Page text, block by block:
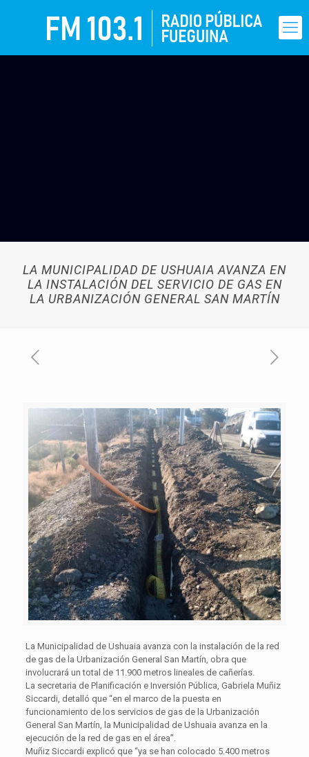
LA MUNICIPALIDAD DE USHUAIA AVANZA EN
LA INSTALACIÓN DEL SERVICIO DE GAS EN
LA URBANIZACIÓN GENERAL SAN MARTÍN
La Municipalidad de Ushuaia avanza con la instalación de la red
de gas de la Urbanización General San Martín, obra que
involucrará un total de 11.900 metros lineales de cañerías.
La secretaria de Planificación e Inversión Pública, Gabriela Muñiz
Siccardi, detalló que “en el marco de la puesta en
funcionamiento de los servicios de gas de la Urbanización
General San Martín, la Municipalidad de Ushuaia avanza en la
ejecución de la red de gas en el área”.
Muñiz Siccardi explicó que “ya se han colocado 5.400 metros